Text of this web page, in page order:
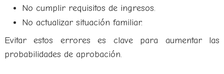
No cumplir requisitos de ingresos.
No actualizar situación familiar.
Evitar estos errores es clave para aumentar las
probabilidades de aprobación.